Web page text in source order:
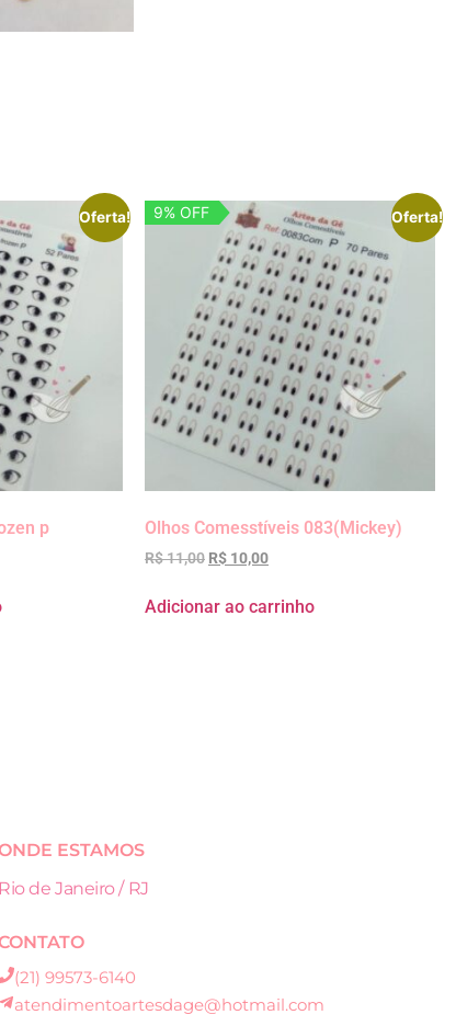
Oferta!
p
Oferta!
9% OFF
Olhos Comesstíveis 083(Mickey)
R$11,00 R$ 10,00
Adicionar ao carrinho
ESTAMOS
Rio de Janeiro / RJ
(21) 99573-6140
atendimentoartesdage@hotmail.com